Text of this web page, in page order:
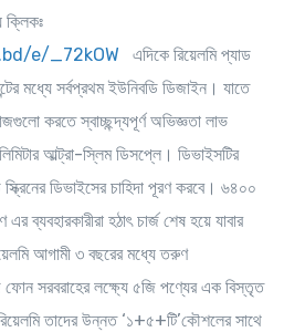
ক্লিকঃ
e/_72kOW এদিকে রিয়েলমি প্যাড
মধ্যে সর্বপ্রথম ইউনিবডি ডিজাইন। যাতে
করতে স্বাচ্ছন্দ্যপূর্ণ অভিজ্ঞতা লাভ
আল্ট্রা-স্লিম ডিসপ্লে। ডিভাইসটির
ডিভাইসের চাহিদা পূরণ করবে। ৬৪০০
ব্যবহারকারীরা হঠাৎ চার্জ শেষ হয়ে যাবার
আগামী ৩ বছরের মধ্যে তরুণ
ফোন সরবরাহের লক্ষ্যে ৫জি পণ্যের এক বিস্তৃত
তাদের উন্নত ‘১+৫+টি’কৌশলের সাথে